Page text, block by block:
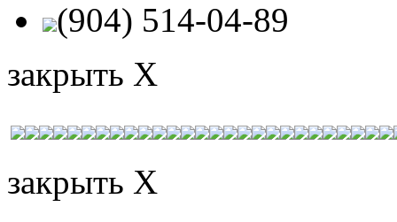
(904) 514-04-89
закрыть X
закрыть X